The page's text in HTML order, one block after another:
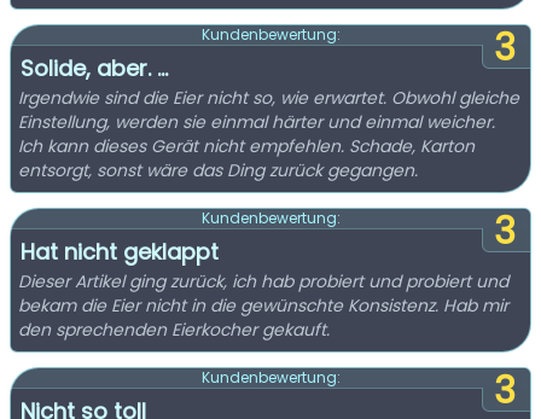
3
Kundenbewertung:
Solide, aber. ...
Irgendwie sind die Eier nicht so, wie erwartet. Obwohl gleiche
Einstellung, werden sie einmal härter und einmal weicher.
Ich kann dieses Gerät nicht empfehlen. Schade, Karton
entsorgt, sonst wäre das Ding zurück gegangen.
3
Kundenbewertung:
Hat nicht geklappt
Dieser Artikel ging zurück, ich hab probiert und probiert und
bekam die Eier nicht in die gewünschte Konsistenz. Hab mir
den sprechenden Eierkocher gekauft.
3
Kundenbewertung:
Nicht so toll